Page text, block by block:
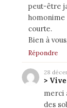
peut-être
homonime
courte.
Bien à
Répondre
28
>
merci
des